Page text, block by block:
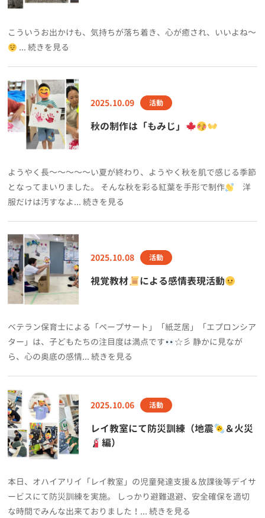
こういうお出かけも、気持ちが落ち着き、心が癒され、いいよね～
... 続きを見る
2025.10.09 活動
秋の制作は「もみじ」
ようやく長～～～～～い夏が終わり、ようやく秋を肌で感じる季節
となってまいりました。 そんな秋を彩る紅葉を手形で制作
洋
服だけは汚すなよ... 続きを見る
2025.10.08 活動
視覚教材 による感情表現活動
ベテラン保育士による「ペープサート」「紙芝居」「エプロンシア
ター」は、子どもたちの注目度は満点です
☆彡 静かに見なが
ら、心の奥底の感情... 続きを見る
2025.10.06 活動
レイ教室にて防災訓練（地震
＆火災
編）
本日、オハイアリイ「レイ教室」の児童発達支援＆放課後等デイサ
ービスにて防災訓練を実施。 しっかり避難退避、安全確保を適切
な時間でみんな出来ておりました！... 続きを見る